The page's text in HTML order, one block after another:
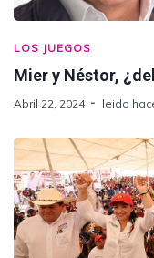
LOS JUEGOS
Mier y Néstor,
Abril 22, 2024 leido